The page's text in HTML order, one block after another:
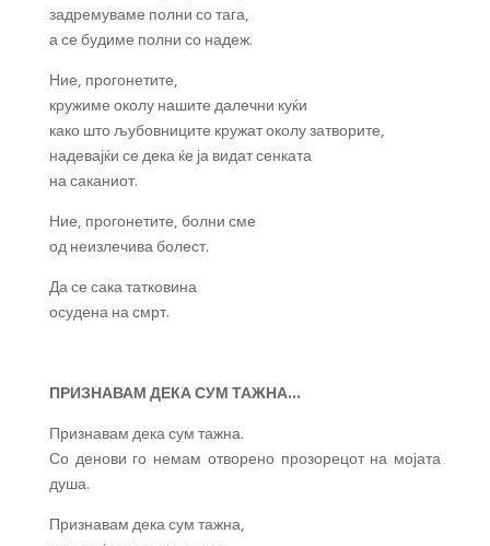
задремуваме полни со тага,
а се будиме полни со надеж.
Ние, прогонетите,
кружиме околу нашите далечни куќи
како што љубовниците кружат околу затворите,
надевајќи се дека ќе ја видат сенката
на саканиот.
Ние, прогонетите, болни сме
од неизлечива болест.
Да се сака татковина
осудена на смрт.
ПРИЗНАВАМ ДЕКА СУМ ТАЖНА…
Признавам дека сум тажна.
Со денови го немам отворено прозорецот на мојата
душа.
Признавам дека сум тажна,